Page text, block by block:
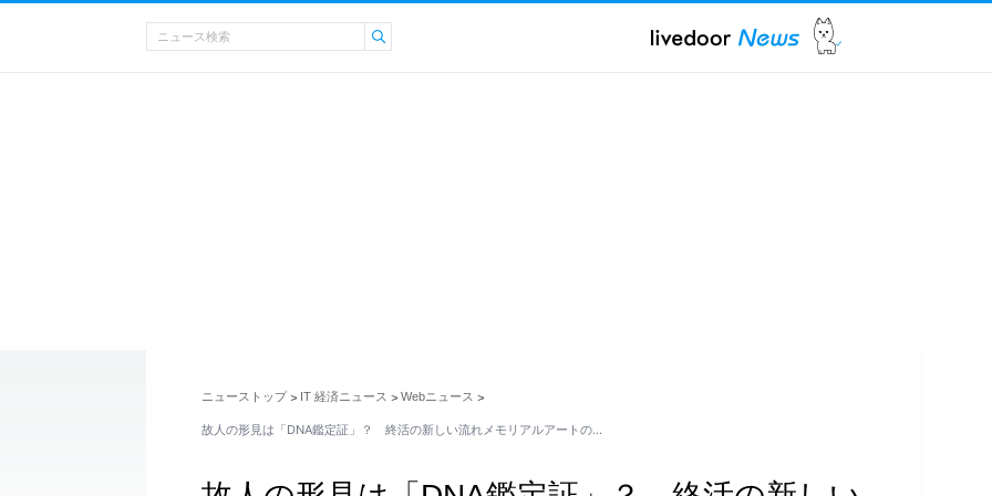
ニューストップ > IT 経済ニュース > Webニュース >
故人の形見は「DNA鑑定証」？ 終活の新しい流れメモリアルアートの…